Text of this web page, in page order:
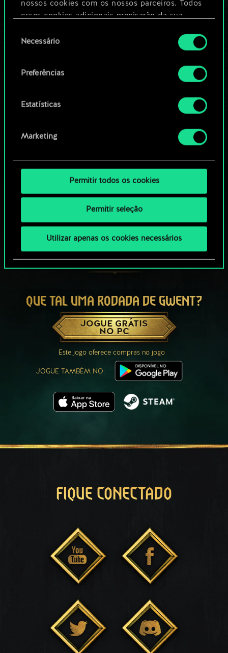
nossos cookies com os nossos parceiros. Todos
esses cookies adicionais precisarão da sua
Você encontrará todos os detalhes sobre o uso
de cookies e poderá ajustar as suas preferências
no menu "Configurações" abaixo.
deNecessário
Preferências
Estatísticas
Marketing
Permitir todos os cookies
Permitir seleção
Utilizar apenas os cookies necessários
comunidade
QUE TAL UMA RODADA DE GWENT?
JOGUE GRÁTIS
NO PC
Este jogo oferece compras no jogo
JOGUE TAMBÉM NO:
FIQUE CONECTADO